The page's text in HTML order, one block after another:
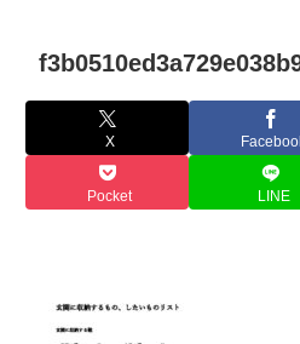
X
Pocket LINE